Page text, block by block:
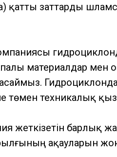
қатты заттарды
материалдар
төмен техникалық
жеткізетін барлық
ақауларын